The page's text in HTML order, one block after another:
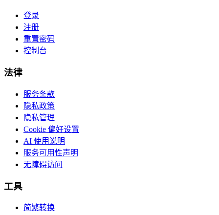
登录
注册
重置密码
控制台
法律
服务条款
隐私政策
隐私管理
Cookie 偏好设置
AI 使用说明
服务可用性声明
无障碍访问
工具
简繁转换